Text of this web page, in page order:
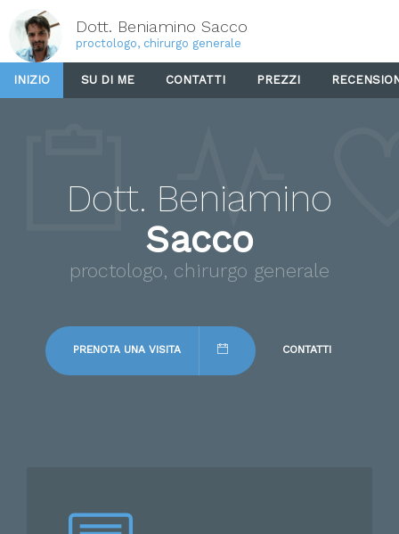
Dott. Beniamino Sacco
proctologo, chirurgo generale
INIZIO SU DI ME CONTATTI PREZZI
Dott. Beniamino
Sacco
proctologo, chirurgo generale
PRENOTA UNA VISITA CONTATTI